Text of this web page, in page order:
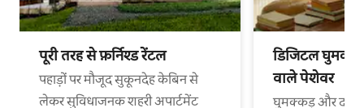
पूरी तरह से फ़र्निश्ड रेंटल
पहाड़ों पर मौजूद सुकूनदेह केबिन से
लेकर सुविधाजनक शहरी अपार्टमेंट
डिजिटल
वाले पेशेवर
घुमक्कड़ और